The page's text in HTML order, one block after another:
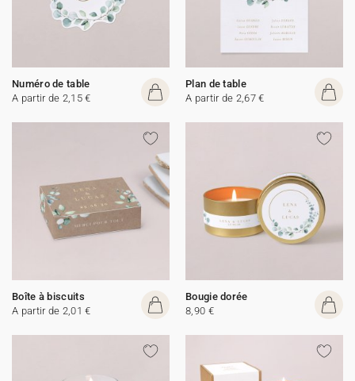
Numéro de table
A partir de 2,15 €
Plan de table
A partir de 2,67 €
Boîte à biscuits
A partir de 2,01 €
Bougie dorée
8,90 €